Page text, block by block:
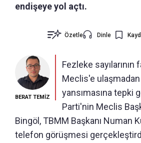
endişeye yol açtı.
Özetle Dinle
BERAT TEMİZ
Fezleke sayılarının
Meclis'e
yansımasına tepki
Parti'nin Meclis
Bingöl, TBMM Başkanı Numan
telefon görüşmesi